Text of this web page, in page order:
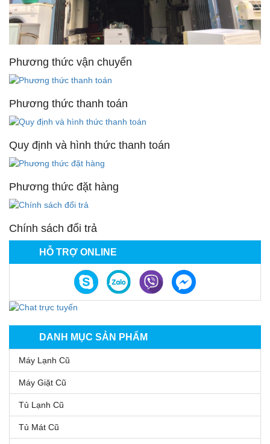
HỖ TRỢ ONLINE
DANH MỤC SẢN PHẨM
Máy Lạnh Cũ
Máy Giặt Cũ
Tủ Lạnh Cũ
Tủ Mát Cũ
Phương thức vận chuyển
Phương thức thanh toán
Quy định và hình thức thanh toán
Phương thức đặt hàng
Chính sách đổi trả